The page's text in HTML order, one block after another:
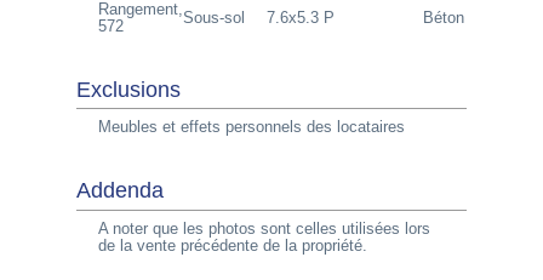
Rangement,
572
Sous-sol 7.6x5.3 P Béton
Exclusions
Meubles et effets personnels des locataires
Addenda
A noter que les photos sont celles utilisées lors
de la vente précédente de la propriété.